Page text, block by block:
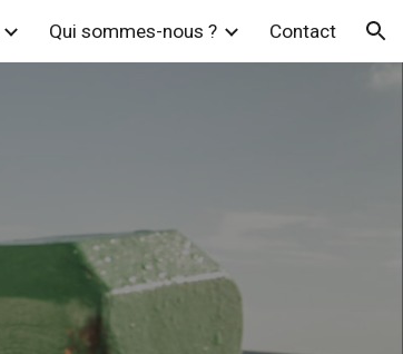
Qui sommes-nous ? Contact